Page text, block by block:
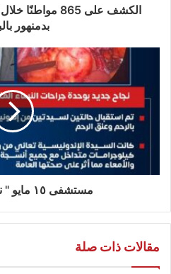
الكشف على 865
بدمنهور
مستشفى ١٥ مايو " نجاح طبي جديد
مقالات ذات صلة